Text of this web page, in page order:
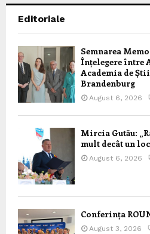
Editoriale
Semnarea
Înțelegere între
Academia de
Brandenburg
August 6, 2026
Mircia Gutău:
mult decât un
August 6, 2026
Conferința
August 3, 2026